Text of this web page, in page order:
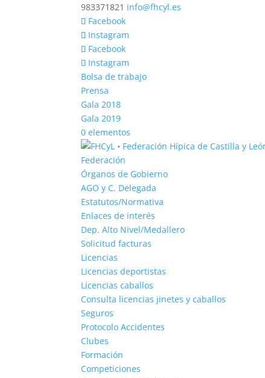
983371821 info@fhcyl.es
Facebook
Instagram
Facebook
Instagram
Bolsa de trabajo
Prensa
Gala 2018
Gala 2019
0 elementos
Federación
Órganos de Gobierno
AGO y C. Delegada
Estatutos/Normativa
Enlaces de interés
Dep. Alto Nivel/Medallero
Solicitud facturas
Licencias
Licencias deportistas
Licencias caballos
Consulta licencias jinetes y caballos
Seguros
Protocolo Accidentes
Clubes
Formación
Competiciones